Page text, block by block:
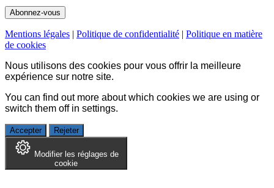
Mentions légales | Politique de confidentialité | Politique en matière
de cookies
Nous utilisons des cookies pour vous offrir la meilleure
expérience sur notre site.
You can find out more about which cookies we are using or
switch them off in settings.
Accepter Rejeter
Modifier les réglages de
cookie